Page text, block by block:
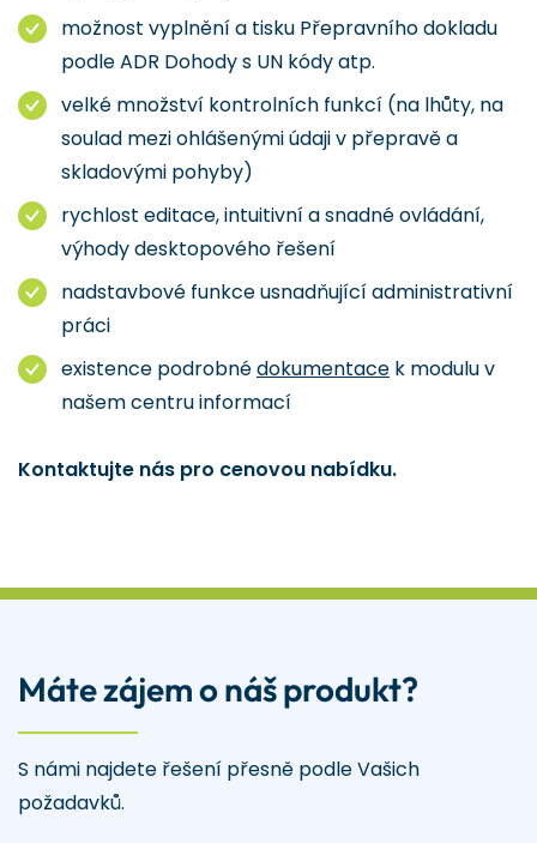
možnost vyplnění a tisku Přepravního dokladu
podle ADR Dohody s UN kódy atp.
velké množství kontrolních funkcí (na lhůty, na
soulad mezi ohlášenými údaji v přepravě a
skladovými pohyby)
rychlost editace, intuitivní a snadné ovládání,
výhody desktopového řešení
nadstavbové funkce usnadňující administrativní
práci
existence podrobnédokumentace k modulu v
našem centru informací
Kontaktujte nás pro cenovou nabídku.
Máte zájem o náš produkt?
S námi najdete řešení přesně podle Vašich
požadavků.